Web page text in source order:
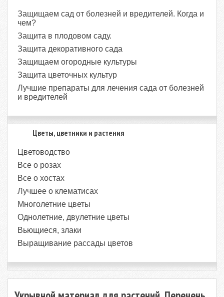
Защищаем сад от болезней и вредителей. Когда и
чем?
Защита в плодовом саду.
Защита декоративного сада
Защищаем огородные культуры
Защита цветочных культур
Лучшие препараты для лечения сада от болезней
и вредителей
Цветы, цветники и растения
Цветоводство
Все о розах
Все о хостах
Лучшее о клематисах
Многолетние цветы
Однолетние, двулетние цветы
Вьющиеся, злаки
Выращивание рассады цветов